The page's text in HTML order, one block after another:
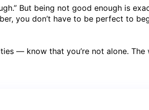
But being not good enough is
you don’t have to be perfect to
— know that you’re not alone.